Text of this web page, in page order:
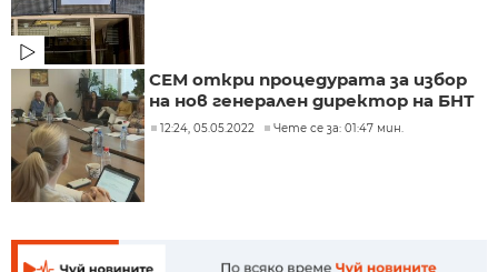
СЕМ откри процедурата за избор
на нов генерален директор на БНТ
12:24, 05.05.2022 Чете се за: 01:47 мин.